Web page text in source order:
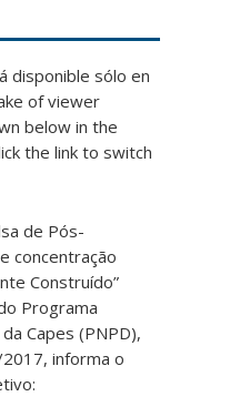
disponible sólo en
of viewer
below in the
the link to switch
de Pós-
concentração
Construído”
Programa
Capes (PNPD),
informa o